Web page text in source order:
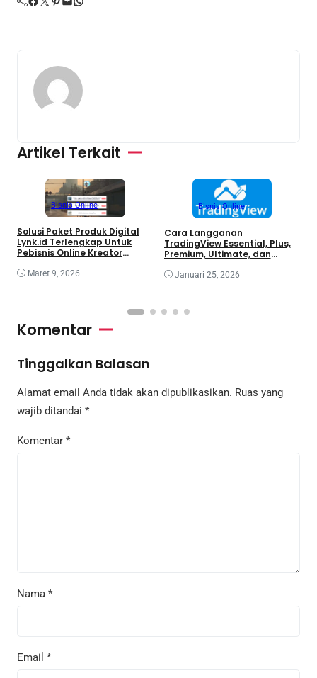
Artikel Terkait
Bisnis Online
Solusi Paket Produk Digital
Lynk.id Terlengkap Untuk
Pebisnis Online Kreator
Maret 9, 2026
Bisnis Online
Cara Langganan
TradingView Essential, Plus,
Premium, Ultimate, dan
Januari 25, 2026
Komentar
Tinggalkan Balasan
Alamat email Anda tidak akan dipublikasikan. Ruas yang
wajib ditandai *
Komentar *
Nama *
Email *